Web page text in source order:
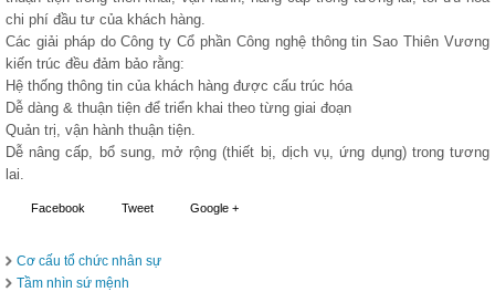
chi phí đầu tư của khách hàng.
Các giải pháp do Công ty Cổ phần Công nghệ thông tin Sao Thiên Vương
kiến trúc đều đảm bảo rằng:
Hệ thống thông tin của khách hàng được cấu trúc hóa
Dễ dàng & thuận tiện để triển khai theo từng giai đoạn
Quản trị, vận hành thuận tiện.
Dễ nâng cấp, bổ sung, mở rộng (thiết bị, dịch vụ, ứng dụng) trong tương
lai.
Facebook Tweet Google +
Cơ cấu tổ chức nhân sự
Tầm nhìn sứ mệnh